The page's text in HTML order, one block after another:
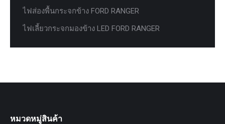
ไฟส่องพื้นกระจกข้าง FORD RANGER
ไฟเลี้ยวกระจกมองข้าง LED FORD RANGER
หมวดหมู่สินค้า